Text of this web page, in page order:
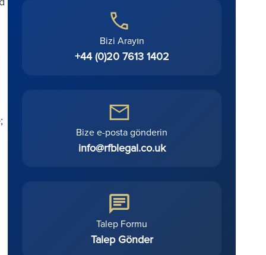
Bizi Arayın
+44 (0)20 7613 1402
Bize e-posta gönderin
info@rfblegal.co.uk
Talep Formu
Talep Gönder